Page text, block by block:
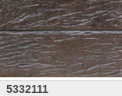
5332111